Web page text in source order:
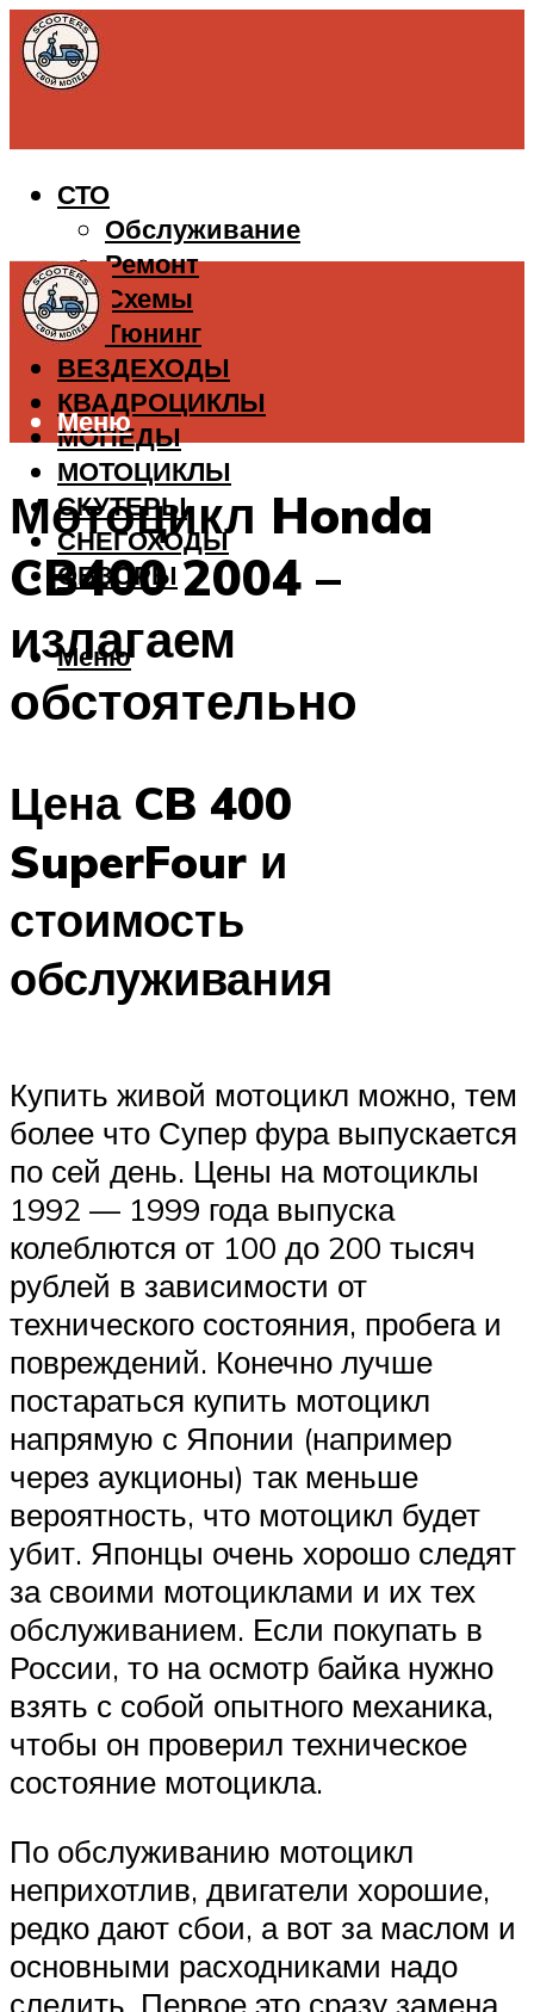
СТО
Обслуживание
Ремонт
Схемы
Тюнинг
ВЕЗДЕХОДЫ
КВАДРОЦИКЛЫ
МОПЕДЫ
МОТОЦИКЛЫ
СКУТЕРЫ
СНЕГОХОДЫ
ОБЗОРЫ
Меню
Меню
Мотоцикл Honda
CB400 2004 –
излагаем
обстоятельно
Цена CB 400
SuperFour и
стоимость
обслуживания
Купить живой мотоцикл можно, тем
более что Супер фура выпускается
по сей день. Цены на мотоциклы
1992 — 1999 года выпуска
колеблются от 100 до 200 тысяч
рублей в зависимости от
технического состояния, пробега и
повреждений. Конечно лучше
постараться купить мотоцикл
напрямую с Японии (например
через аукционы) так меньше
вероятность, что мотоцикл будет
убит. Японцы очень хорошо следят
за своими мотоциклами и их тех
обслуживанием. Если покупать в
России, то на осмотр байка нужно
взять с собой опытного механика,
чтобы он проверил техническое
состояние мотоцикла.
По обслуживанию мотоцикл
неприхотлив, двигатели хорошие,
редко дают сбои, а вот за маслом и
основными расходниками надо
следить. Первое это сразу замена